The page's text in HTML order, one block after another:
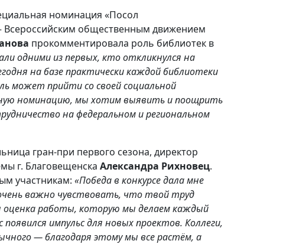
номинация «Посол
Всероссийским общественным движением
прокомментировала роль библиотек в
одними из первых, кто откликнулся на
на базе практически каждой библиотеки
может прийти со своей социальной
номинацию, мы хотим выявить и поощрить
на федеральном и региональном
гран-при первого сезона, директор
г. Благовещенска Александра Рихновец.
участникам: «Победа в конкурсе дала мне
важно чувствовать, что твой труд
оценка работы, которую мы делаем каждый
импульс для новых проектов. Коллеги,
— благодаря этому мы все растём, а